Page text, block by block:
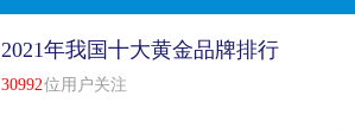
2021年我国十大黄金品牌排行
榜前十名
30992位用户关注